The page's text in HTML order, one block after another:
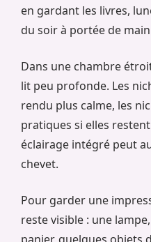
en gardant les livres,
du soir à portée de
Dans une chambre
lit peu profonde. Les
rendu plus calme, les
pratiques si elles
éclairage intégré peut
chevet.
Pour garder une
reste visible : une